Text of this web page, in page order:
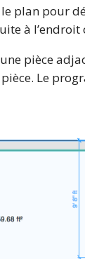
plan pour
à
pièce
Le